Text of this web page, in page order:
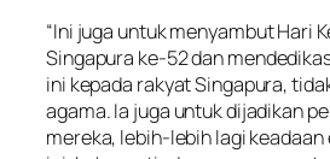
“Ini juga untuk menyambut Hari
Singapura ke-52 dan
ini kepada rakyat Singapura,
agama. Ia juga untuk dijadikan
mereka, lebih-lebih lagi